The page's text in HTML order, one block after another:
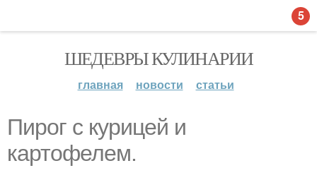
ШЕДЕВРЫ КУЛИНАРИИ
главная новости статьи
Пирог с курицей и
картофелем.
5